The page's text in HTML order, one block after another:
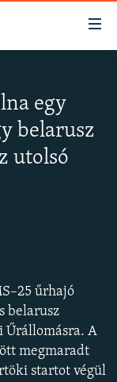
egy
belarusz
utolsó
űrhajó
belarusz
Űrállomásra. A
megmaradt
startot végül